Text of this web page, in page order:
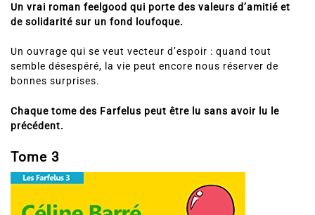
Un vrai roman feelgood qui porte des valeurs d’amitié et
de solidarité sur un fond loufoque.
Un ouvrage qui se veut vecteur d’espoir : quand tout
semble désespéré, la vie peut encore nous réserver de
bonnes surprises.
Chaque tome des Farfelus peut être lu sans avoir lu le
précédent.
Tome 3